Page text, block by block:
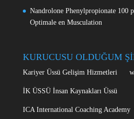
Nandrolone Phenylpropionate 100
Optimale en Musculation
KURUCUSU OLDUĞUM
Kariyer Üssü Gelişim Hizmetleri
İK ÜSSÜ İnsan Kaynakları
ICA International Coaching